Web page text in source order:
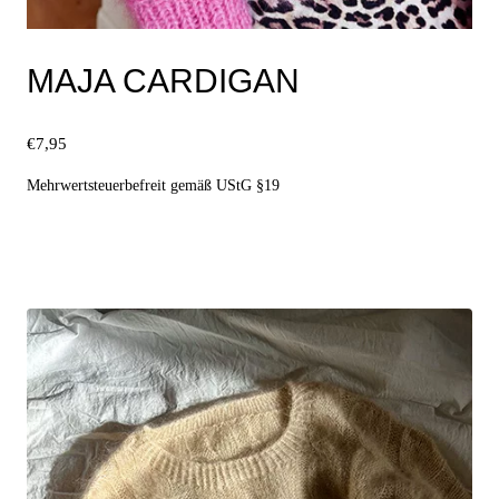
MAJA CARDIGAN
€7,95
Mehrwertsteuerbefreit gemäß UStG §19
Produkt
weist
mehrere
Varianten
auf.
Die
Optionen